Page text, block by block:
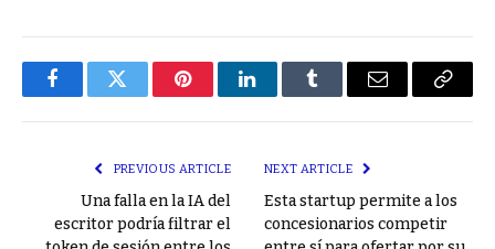
FacebookTwitter PinterestLinkedInTumblr Email
Copy
PREVIOUS ARTICLE
Una falla en la IA del
escritor podría filtrar el
NEXT ARTICLE
Esta startup permite a los
concesionarios competir